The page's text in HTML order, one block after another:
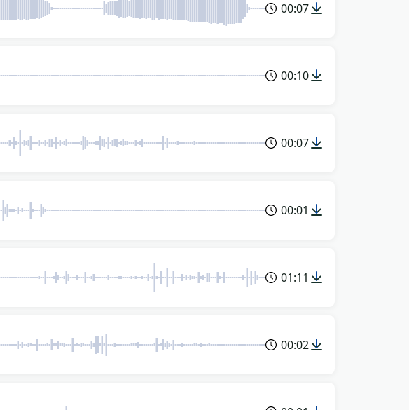
00:07
00:10
00:07
00:01
01:11
00:02